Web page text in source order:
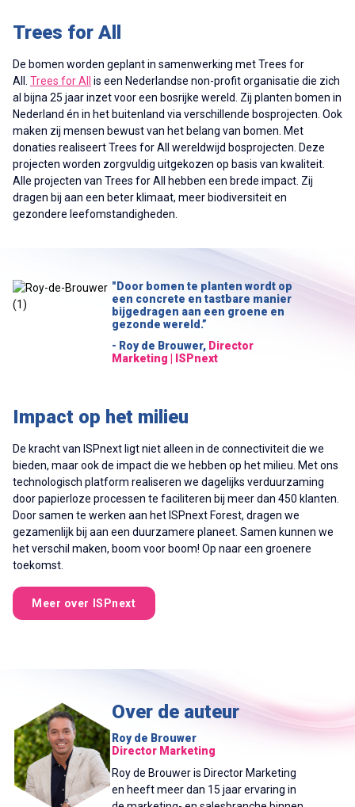
Trees for All
De bomen worden geplant in samenwerking met Trees for
All. Trees for All is een Nederlandse non-profit organisatie die zich
al bijna 25 jaar inzet voor een bosrijke wereld. Zij planten bomen in
Nederland én in het buitenland via verschillende bosprojecten. Ook
maken zij mensen bewust van het belang van bomen. Met
donaties realiseert Trees for All wereldwijd bosprojecten. Deze
projecten worden zorgvuldig uitgekozen op basis van kwaliteit.
Alle projecten van Trees for All hebben een brede impact. Zij
dragen bij aan een beter klimaat, meer biodiversiteit en
gezondere leefomstandigheden.
"Door bomen te planten wordt op
een concrete en tastbare manier
bijgedragen aan een groene en
gezonde wereld.”
- Roy de Brouwer, Director
Marketing | ISPnext
Impact op het milieu
De kracht van ISPnext ligt niet alleen in de connectiviteit die we
bieden, maar ook de impact die we hebben op het milieu. Met ons
technologisch platform realiseren we dagelijks verduurzaming
door papierloze processen te faciliteren bij meer dan 450 klanten.
Door samen te werken aan het ISPnext Forest, dragen we
gezamenlijk bij aan een duurzamere planeet. Samen kunnen we
het verschil maken, boom voor boom! Op naar een groenere
toekomst.
Meer over ISPnext
Over de auteur
Roy de Brouwer
Director Marketing
Roy de Brouwer is Director Marketing
en heeft meer dan 15 jaar ervaring in